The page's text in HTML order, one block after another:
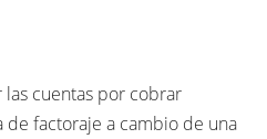
cuentas por cobrar
factoraje a cambio de una